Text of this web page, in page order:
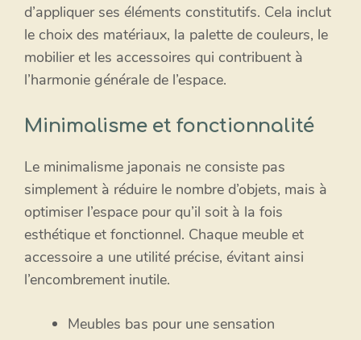
d’appliquer ses éléments constitutifs. Cela inclut
le choix des matériaux, la palette de couleurs, le
mobilier et les accessoires qui contribuent à
l’harmonie générale de l’espace.
Minimalisme et fonctionnalité
Le minimalisme japonais ne consiste pas
simplement à réduire le nombre d’objets, mais à
optimiser l’espace pour qu’il soit à la fois
esthétique et fonctionnel. Chaque meuble et
accessoire a une utilité précise, évitant ainsi
l’encombrement inutile.
Meubles bas pour une sensation